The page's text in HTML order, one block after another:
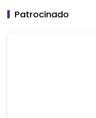
Patrocinado